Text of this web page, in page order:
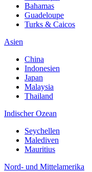
Bahamas
Guadeloupe
Turks & Caicos
Asien
China
Indonesien
Japan
Malaysia
Thailand
Indischer Ozean
Seychellen
Malediven
Mauritius
Nord- und Mittelamerika